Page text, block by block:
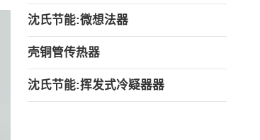
沈氏节能:微想法器
壳铜管传热器
沈氏节能:挥发式冷疑器器